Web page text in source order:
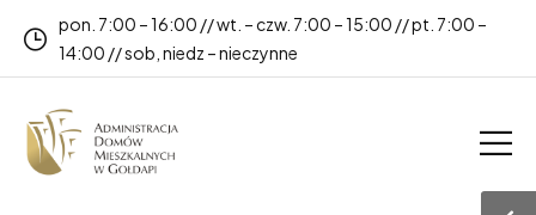
pon. 7:00 – 16:00 // wt. – czw. 7:00 – 15:00 // pt. 7:00 –
14:00 // sob, niedz – nieczynne